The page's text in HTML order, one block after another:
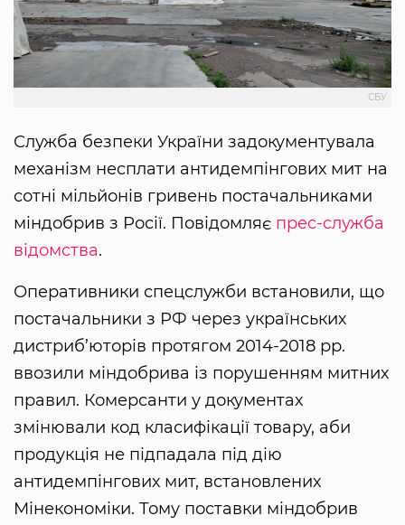
СБУ
Служба безпеки України задокументувала
механізм несплати антидемпінгових мит на
сотні мільйонів гривень постачальниками
міндобрив з Росії. Повідомляє прес-служба
відомства.
Оперативники спецслужби встановили, що
постачальники з РФ через українських
дистриб’юторів протягом 2014-2018 рр.
ввозили міндобрива із порушенням митних
правил. Комерсанти у документах
змінювали код класифікації товару, аби
продукція не підпадала під дію
антидемпінгових мит, встановлених
Мінекономіки. Тому поставки міндобрив